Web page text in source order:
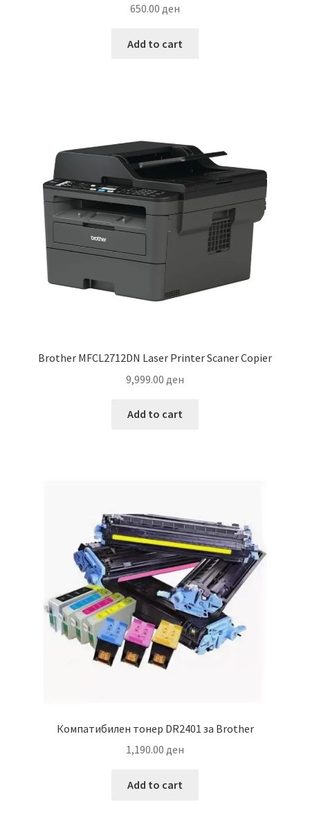
650.00 ден
Add to cart
Brother MFCL2712DN Laser Printer Scaner Copier
9,999.00 ден
Add to cart
Компатибилен тонер DR2401 за Brother
1,190.00 ден
Add to cart